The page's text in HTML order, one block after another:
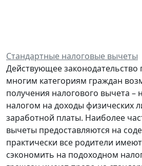
Стандартные налоговые вычеты
Действующее законодательство
многим категориям граждан
получения налогового вычета –
налогом на доходы физических
заработной платы. Наиболее
вычеты предоставляются на
практически все родители
сэкономить на подоходном